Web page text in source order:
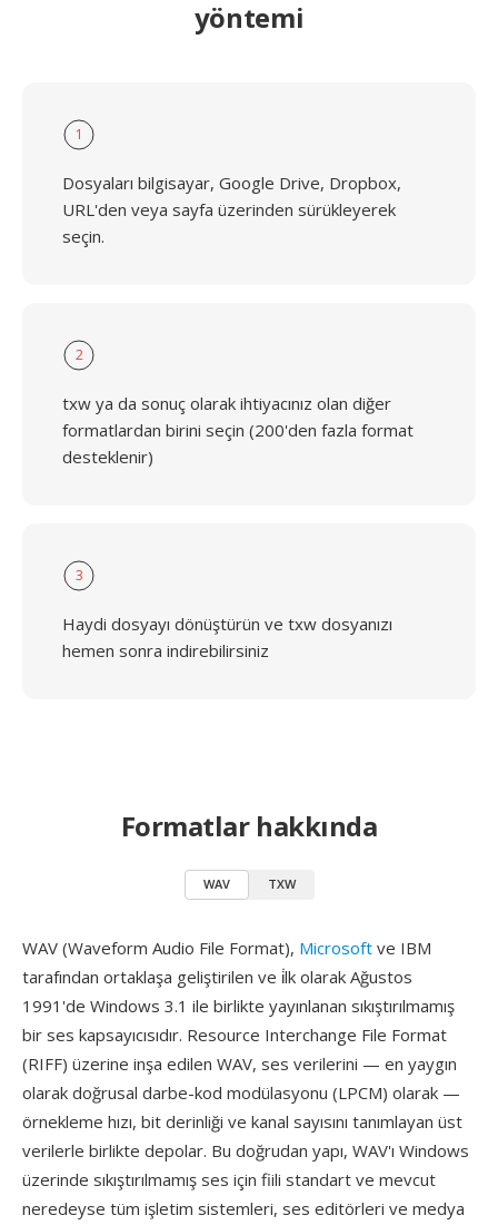
yöntemi
1
Dosyaları bilgisayar, Google Drive, Dropbox,
URL'den veya sayfa üzerinden sürükleyerek
seçin.
2
txw ya da sonuç olarak ihtiyacınız olan diğer
formatlardan birini seçin (200'den fazla format
desteklenir)
3
Haydi dosyayı dönüştürün ve txw dosyanızı
hemen sonra indirebilirsiniz
Formatlar hakkında
WAV TXW
WAV (Waveform Audio File Format), Microsoft ve IBM
tarafından ortaklaşa geliştirilen ve i̇lk olarak Ağustos
1991'de Windows 3.1 ile birlikte yayınlanan sıkıştırılmamış
bir ses kapsayıcısıdır. Resource Interchange File Format
(RIFF) üzerine inşa edilen WAV, ses verilerini — en yaygın
olarak doğrusal darbe-kod modülasyonu (LPCM) olarak —
örnekleme hızı, bit derinliği ve kanal sayısını tanımlayan üst
verilerle birlikte depolar. Bu doğrudan yapı, WAV'ı Windows
üzerinde sıkıştırılmamış ses için fiili standart ve mevcut
neredeyse tüm işletim sistemleri, ses editörleri ve medya